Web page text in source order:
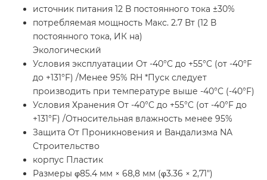
источник питания 12 В постоянного тока ±30%
потребляемая мощность Макс. 2.7 Вт (12 В
постоянного тока, ИК на)
Экологический
Условия эксплуатации От -40°C до +55°C (от -40°F
до +131°F) /Менее 95% RH *Пуск следует
производить при температуре выше -40°C (-40°F)
Условия Хранения От -40°C до +55°C (от -40°F до
+131°F) /Относительная влажность менее 95%
Защита От Проникновения и Вандализма NA
Строительство
корпус Пластик
Размеры φ85.4 мм × 68,8 мм (φ3.36 × 2,71")